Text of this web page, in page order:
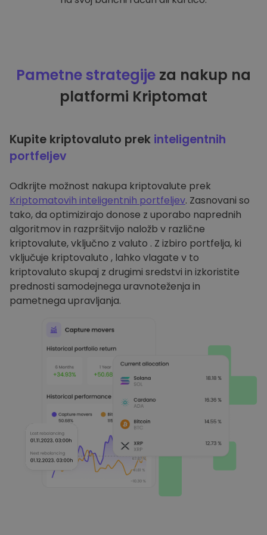
Pametne strategije za nakup na
platformi Kriptomat
Kupite kriptovaluto prek inteligentnih
portfeljev
Odkrijte možnost nakupa kriptovalute prek
Kriptomatovih inteligentnih portfeljev. Zasnovani so
tako, da optimizirajo donose z uporabo naprednih
algoritmov in razpršitvijo naložb v različne
kriptovalute, vključno z valuto . Z izbiro portfelja, ki
vključuje kriptovaluto , lahko vlagate v to
kriptovaluto skupaj z drugimi sredstvi in izkoristite
prednosti samodejnega uravnoteženja in
pametnega upravljanja.